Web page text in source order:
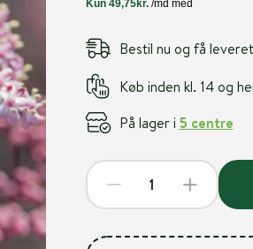
Bestil nu og få
Køb inden kl. 14 og
På lager i 5 centre